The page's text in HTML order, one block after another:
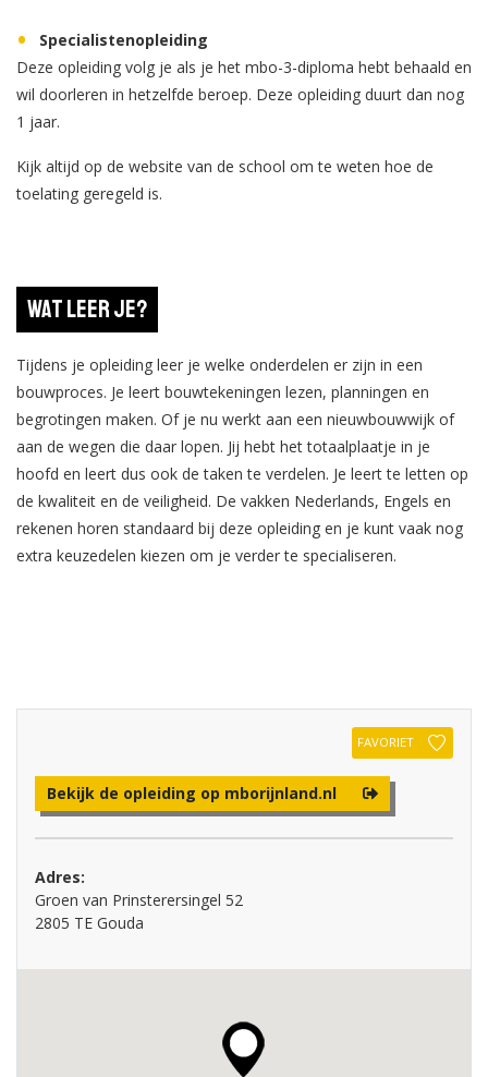
Specialistenopleiding
Deze opleiding volg je als je het mbo-3-diploma hebt behaald en
wil doorleren in hetzelfde beroep. Deze opleiding duurt dan nog
1 jaar.
Kijk altijd op de website van de school om te weten hoe de
toelating geregeld is.
Wat leer je?
Tijdens je opleiding leer je welke onderdelen er zijn in een
bouwproces. Je leert bouwtekeningen lezen, planningen en
begrotingen maken. Of je nu werkt aan een nieuwbouwwijk of
aan de wegen die daar lopen. Jij hebt het totaalplaatje in je
hoofd en leert dus ook de taken te verdelen. Je leert te letten op
de kwaliteit en de veiligheid. De vakken Nederlands, Engels en
rekenen horen standaard bij deze opleiding en je kunt vaak nog
extra keuzedelen kiezen om je verder te specialiseren.
FAVORIET
Bekijk de opleiding op mborijnland.nl
Adres:
Groen van Prinsterersingel 52
2805 TE Gouda